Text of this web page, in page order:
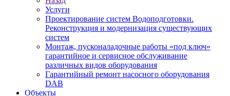
Услуги
Проектирование систем Водоподготовки.
Реконструкция и модернизация существующих
систем
Монтаж, пусконаладочные работы «под ключ»
гарантийное и сервисное обслуживание
различных видов оборудования
Гарантийный ремонт насосного оборудования
DAB
Объекты